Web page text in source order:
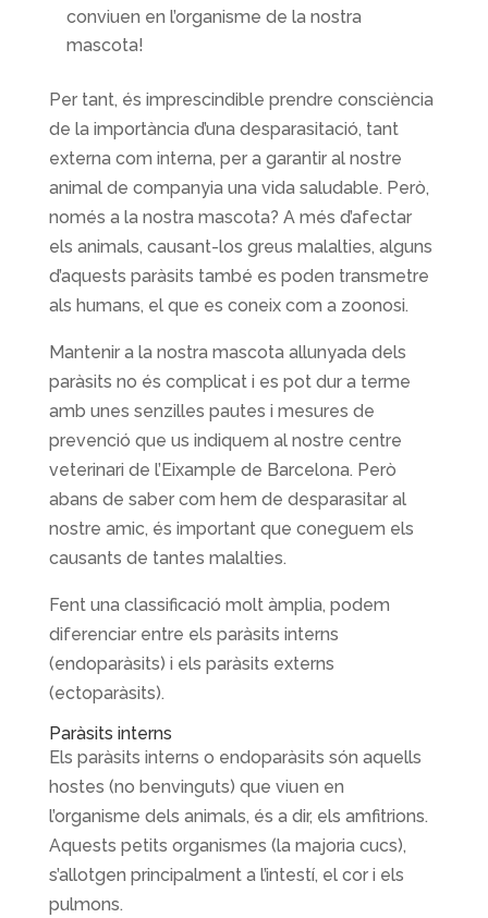
conviuen en l’organisme de la nostra
mascota!
Per tant, és imprescindible prendre consciència
de la importància d’una desparasitació, tant
externa com interna, per a garantir al nostre
animal de companyia una vida saludable. Però,
només a la nostra mascota? A més d’afectar
els animals, causant-los greus malalties, alguns
d’aquests paràsits també es poden transmetre
als humans, el que es coneix com a zoonosi.
Mantenir a la nostra mascota allunyada dels
paràsits no és complicat i es pot dur a terme
amb unes senzilles pautes i mesures de
prevenció que us indiquem al nostre centre
veterinari de l’Eixample de Barcelona. Però
abans de saber com hem de desparasitar al
nostre amic, és important que coneguem els
causants de tantes malalties.
Fent una classificació molt àmplia, podem
diferenciar entre els paràsits interns
(endoparàsits) i els paràsits externs
(ectoparàsits).
Paràsits interns
Els paràsits interns o endoparàsits són aquells
hostes (no benvinguts) que viuen en
l’organisme dels animals, és a dir, els amfitrions.
Aquests petits organismes (la majoria cucs),
s’allotgen principalment a l’intestí, el cor i els
pulmons.